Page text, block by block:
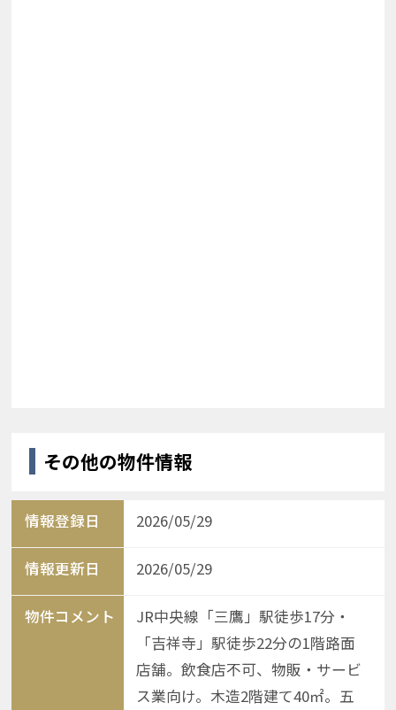
その他の物件情報
情報登録日 2026/05/29
情報更新日 2026/05/29
物件コメント
JR中央線「三鷹」駅徒歩17分・
「吉祥寺」駅徒歩22分の1階路面
店舗。飲食店不可、物販・サービ
ス業向け。木造2階建て40㎡。五